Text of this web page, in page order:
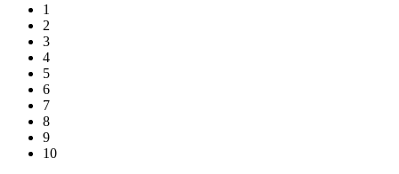
1
2
3
4
5
6
7
8
9
10